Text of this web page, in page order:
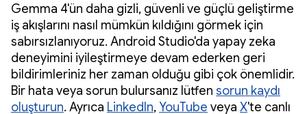
Gemma 4'ün daha gizli, güvenli ve güçlü geliştirme
iş akışlarını nasıl mümkün kıldığını görmek için
sabırsızlanıyoruz. Android Studio'da yapay zeka
deneyimini iyileştirmeye devam ederken geri
bildirimleriniz her zaman olduğu gibi çok önemlidir.
Bir hata veya sorun bulursanız lütfen sorun kaydı
oluşturun. Ayrıca LinkedIn,YouTube veya X'te canlı